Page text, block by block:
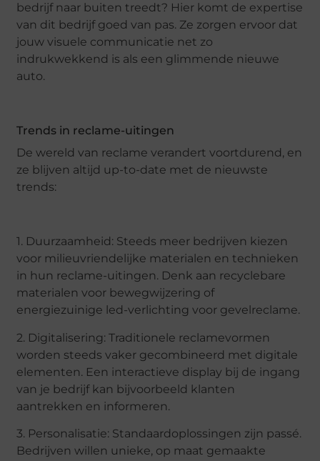
bedrijf naar buiten treedt? Hier komt de expertise
van dit bedrijf goed van pas. Ze zorgen ervoor dat
jouw visuele communicatie net zo
indrukwekkend is als een glimmende nieuwe
auto.
Trends in reclame-uitingen
De wereld van reclame verandert voortdurend, en
ze blijven altijd up-to-date met de nieuwste
trends:
1. Duurzaamheid: Steeds meer bedrijven kiezen
voor milieuvriendelijke materialen en technieken
in hun reclame-uitingen. Denk aan recyclebare
materialen voor bewegwijzering of
energiezuinige led-verlichting voor gevelreclame.
2. Digitalisering: Traditionele reclamevormen
worden steeds vaker gecombineerd met digitale
elementen. Een interactieve display bij de ingang
van je bedrijf kan bijvoorbeeld klanten
aantrekken en informeren.
3. Personalisatie: Standaardoplossingen zijn passé.
Bedrijven willen unieke, op maat gemaakte